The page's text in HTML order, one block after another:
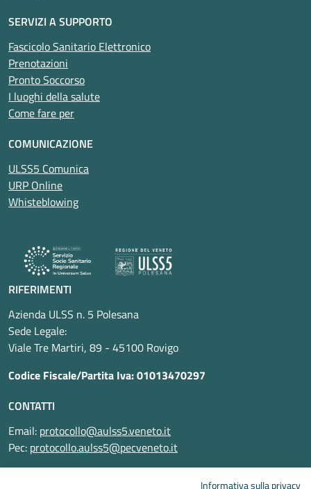
SERVIZI A SUPPORTO
Fascicolo Sanitario Elettronico
Prenotazioni
Pronto Soccorso
I luoghi della salute
Come fare per
COMUNICAZIONE
ULSS5 Comunica
URP Online
Whisteblowing
RIFERIMENTI
Azienda ULSS n. 5 Polesana
Sede Legale:
Viale Tre Martiri, 89 - 45100 Rovigo
Codice Fiscale/Partita Iva: 01013470297
CONTATTI
Email: protocollo@aulss5.veneto.it
Pec: protocollo.aulss5@pecveneto.it
Informativa sulla privacy